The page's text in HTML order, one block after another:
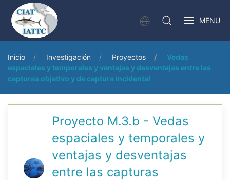
MENU
Inicio Investigación Proyectos
Vedas
espaciales y temporales y ventajas y desventajas entre las
capturas objetivo y de captura incidental
Proyecto M.3.b - Vedas
espaciales y temporales y
ventajas y desventajas
entre las capturas